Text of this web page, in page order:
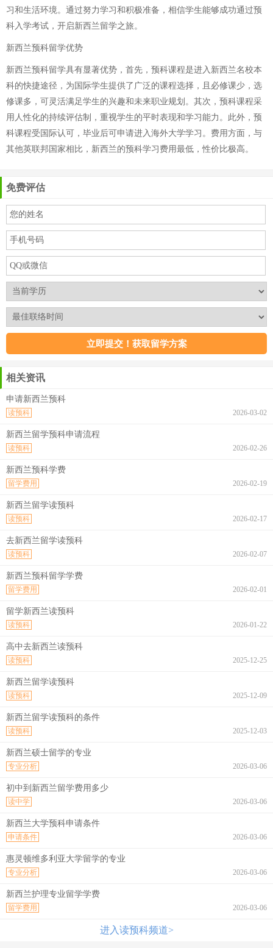
习和生活环境。通过努力学习和积极准备，相信学生能够成功通过预
科入学考试，开启新西兰留学之旅。
新西兰预科留学优势
新西兰预科留学具有显著优势，首先，预科课程是进入新西兰名校本
科的快捷途径，为国际学生提供了广泛的课程选择，且必修课少，选
修课多，可灵活满足学生的兴趣和未来职业规划。其次，预科课程采
用人性化的持续评估制，重视学生的平时表现和学习能力。此外，预
科课程受国际认可，毕业后可申请进入海外大学学习。费用方面，与
其他英联邦国家相比，新西兰的预科学习费用最低，性价比极高。
免费评估
相关资讯
申请新西兰预科
2026-03-02
读预科
新西兰留学预科申请流程
2026-02-26
读预科
新西兰预科学费
2026-02-19
留学费用
新西兰留学读预科
2026-02-17
读预科
去新西兰留学读预科
2026-02-07
读预科
新西兰预科留学学费
2026-02-01
留学费用
留学新西兰读预科
2026-01-22
读预科
高中去新西兰读预科
2025-12-25
读预科
新西兰留学读预科
2025-12-09
读预科
新西兰留学读预科的条件
2025-12-03
读预科
新西兰硕士留学的专业
2026-03-06
专业分析
初中到新西兰留学费用多少
2026-03-06
读中学
新西兰大学预科申请条件
2026-03-06
申请条件
惠灵顿维多利亚大学留学的专业
2026-03-06
专业分析
新西兰护理专业留学学费
2026-03-06
留学费用
进入读预科频道>